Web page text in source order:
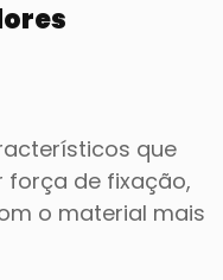
que
força de fixação,
o material mais